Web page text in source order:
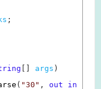
;
[ ] args )
( "30" , out
in